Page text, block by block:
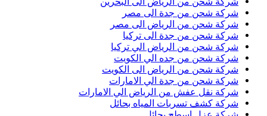
شركة شحن من جدة الى مصر
شركة شحن من الرياض الى مصر
شركة شحن من جدة الى تركيا
شركة شحن من الرياض الي تركيا
شركة شحن من جده الي الكويت
شركة شحن من الرياض الى الكويت
شركة شحن من جدة الي الامارات
شركة نقل عفش من الرياض الي الامارات
شركة كشف تسربات المياه بحائل